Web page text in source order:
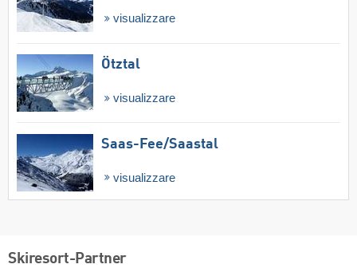
visualizzare
Ötztal
visualizzare
Saas-Fee/​Saastal
visualizzare
Skiresort-Partner